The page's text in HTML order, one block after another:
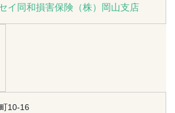
イ同和損害保険（株）岡山支店
10-16